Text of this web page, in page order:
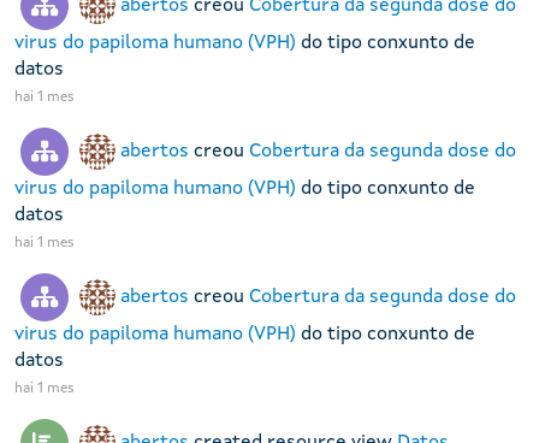
abertos creou Cobertura da segunda dose do
virus do papiloma humano (VPH) do tipo conxunto de
datos
hai 1 mes
abertos creou Cobertura da segunda dose do
virus do papiloma humano (VPH) do tipo conxunto de
datos
hai 1 mes
abertos creou Cobertura da segunda dose do
virus do papiloma humano (VPH) do tipo conxunto de
datos
hai 1 mes